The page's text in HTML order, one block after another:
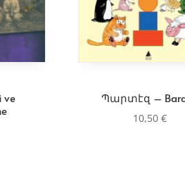
ve
Պարտէզ –
10,50 €